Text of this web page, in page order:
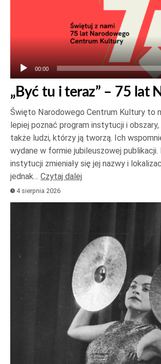
00:00
„Być tu i teraz” – 75 lat
Święto Narodowego Centrum Kultury to
lepiej poznać program instytucji i
także ludzi, którzy ją tworzą. Ich
wydane w formie jubileuszowej
instytucji zmieniały się jej nazwy i
jednak… Czytaj dalej
4 sierpnia 2026